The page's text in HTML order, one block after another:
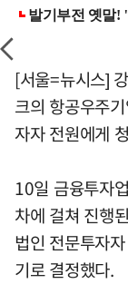
[서울=뉴시스]
크의 항공우주
자자 전원에게
10일 금융투자
차에 걸쳐 진행
법인 전문투자
기로 결정했다.